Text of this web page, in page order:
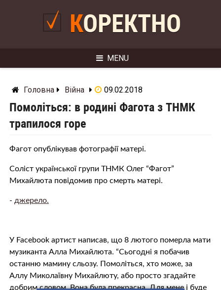
КОРЕКТНО
MENU
Головна Війна 09.02.2018
Помоліться: в родині Фагота з ТНМК
трапилося горе
Фагот опублікував фотографії матері.
Соліст української групи ТНМК Олег “Фагот”
Михайлюта повідомив про смерть матері.
- джерело.
У Facebook артист написав, що 8 лютого померла мати
музиканта Алла Михайлюта. “Сьогодні я побачив
останню мамину сльозу. Помоліться, хто може, за
Аллу Миколаївну Михайлюту, або просто згадайте
добрим словом. Вона була прекрасна. Для мене і буде